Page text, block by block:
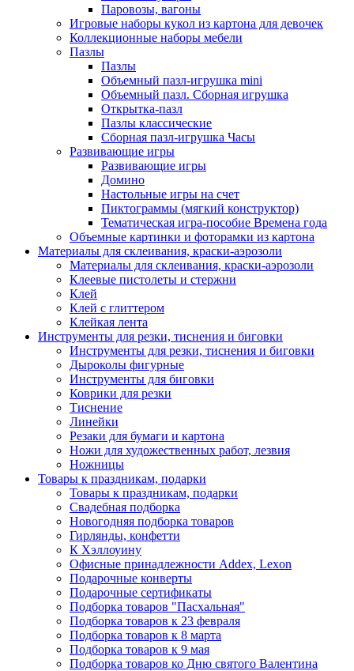
Паровозы, вагоны
Игровые наборы кукол из картона для девочек
Коллекционные наборы мебели
Пазлы
Пазлы
Объемный пазл-игрушка mini
Объемный пазл. Сборная игрушка
Открытка-пазл
Пазлы классические
Сборная пазл-игрушка Часы
Развивающие игры
Развивающие игры
Домино
Настольные игры на счет
Пиктограммы (мягкий конструктор)
Тематическая игра-пособие Времена года
Объемные картинки и фоторамки из картона
Материалы для склеивания, краски-аэрозоли
Материалы для склеивания, краски-аэрозоли
Клеевые пистолеты и стержни
Клей
Клей с глиттером
Клейкая лента
Инструменты для резки, тиснения и биговки
Инструменты для резки, тиснения и биговки
Дыроколы фигурные
Инструменты для биговки
Коврики для резки
Тиснение
Линейки
Резаки для бумаги и картона
Ножи для художественных работ, лезвия
Ножницы
Товары к праздникам, подарки
Товары к праздникам, подарки
Свадебная подборка
Новогодняя подборка товаров
Гирлянды, конфетти
К Хэллоуину
Офисные принадлежности Addex, Lexon
Подарочные конверты
Подарочные сертификаты
Подборка товаров "Пасхальная"
Подборка товаров к 23 февраля
Подборка товаров к 8 марта
Подборка товаров к 9 мая
Подборка товаров ко Дню святого Валентина